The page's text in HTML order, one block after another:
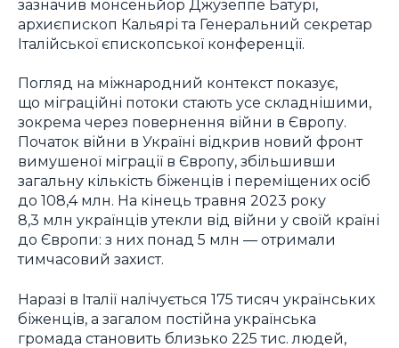
зазначив монсеньйор Джузеппе Батурі,
архиєпископ Кальярі та Генеральний секретар
Італійської єпископської конференції.
Погляд на міжнародний контекст показує,
що міграційні потоки стають усе складнішими,
зокрема через повернення війни в Європу.
Початок війни в Україні відкрив новий фронт
вимушеної міграції в Європу, збільшивши
загальну кількість біженців і переміщених осіб
до 108,4 млн. На кінець травня 2023 року
8,3 млн українців утекли від війни у своїй країні
до Європи: з них понад 5 млн — отримали
тимчасовий захист.
Наразі в Італії налічується 175 тисяч українських
біженців, а загалом постійна українська
громада становить близько 225 тис. людей,